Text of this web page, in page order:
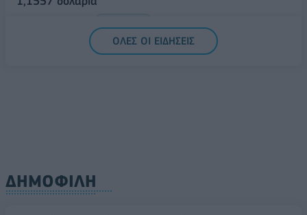
ΟΛΕΣ ΟΙ ΕΙΔΗΣΕΙΣ
ΔΗΜΟΦΙΛΗ